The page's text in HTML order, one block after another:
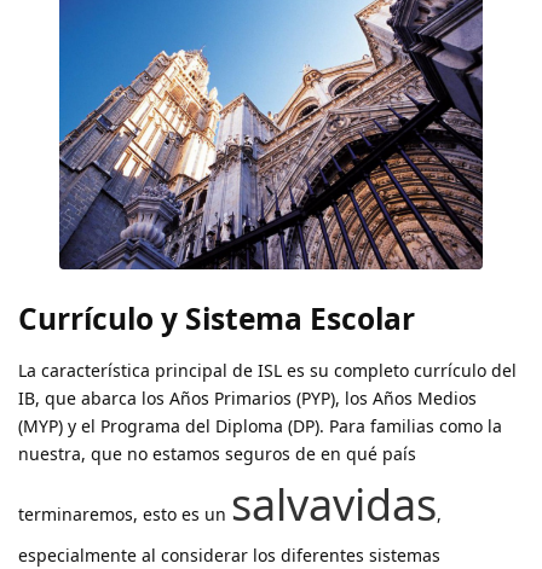
Currículo y Sistema Escolar
La característica principal de ISL es su completo currículo del
IB, que abarca los Años Primarios (PYP), los Años Medios
(MYP) y el Programa del Diploma (DP). Para familias como la
nuestra, que no estamos seguros de en qué país
terminaremos, esto es un salvavidas,
especialmente al considerar los diferentes sistemas